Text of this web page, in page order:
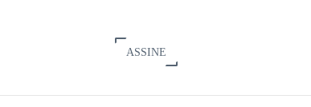
ASSINE